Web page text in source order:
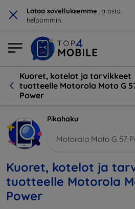
× Lataa sovelluksemme ja osta
helpommin.
Kuoret, kotelot ja tarvikkeet
tuotteelle Motorola Moto G
Power
Pikahaku
Motorola Moto G 57
Kuoret, kotelot ja
tuotteelle Motorola
Power